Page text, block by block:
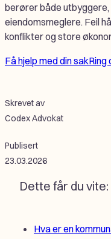
berører både
eiendomsmeglere. Feil
konflikter og store
Få hjelp med din sakRing
Skrevet av
Codex Advokat
Publisert
23.03.2026
Dette får du vite:
Hva er en